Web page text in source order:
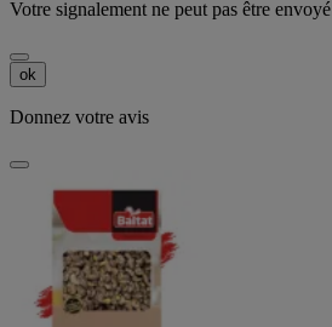
Votre signalement ne peut pas être envoyé
ok
Donnez votre avis